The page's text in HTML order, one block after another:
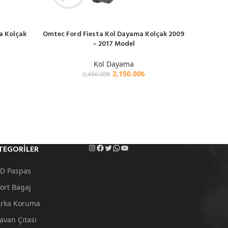
Kolçak
SEPETE EKLE
Omtec Ford Fiesta Kol Dayama Kolçak 2009
– 2017 Model
Kol Dayama
2,450.00₺ 2,150.00₺
Paspas
Bagaj
Koruma
Çıtası